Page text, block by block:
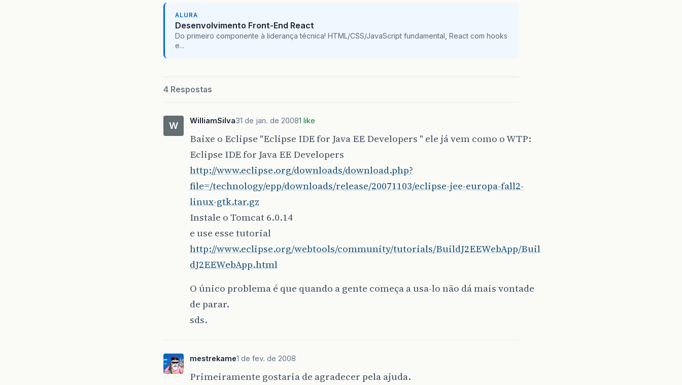
ALURA
Desenvolvimento Front-End React
Do primeiro componente à liderança técnica! HTML/CSS/JavaScript fundamental, React com hooks
e...
4 Respostas
W WilliamSilva31 de jan. de 20081 like
Baixe o Eclipse "Eclipse IDE for Java EE Developers " ele já vem como o WTP:
Eclipse IDE for Java EE Developers
http://www.eclipse.org/downloads/download.php?
file=/technology/epp/downloads/release/20071103/eclipse-jee-europa-fall2-
linux-gtk.tar.gz
Instale o Tomcat 6.0.14
e use esse tutorial
http://www.eclipse.org/webtools/community/tutorials/BuildJ2EEWebApp/Buil
dJ2EEWebApp.html
O único problema é que quando a gente começa a usa-lo não dá mais vontade
de parar.
sds.
mestrekame1 de fev. de 2008
Primeiramente gostaria de agradecer pela ajuda.